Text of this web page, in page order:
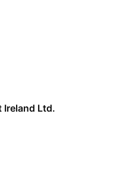
Ireland Ltd.